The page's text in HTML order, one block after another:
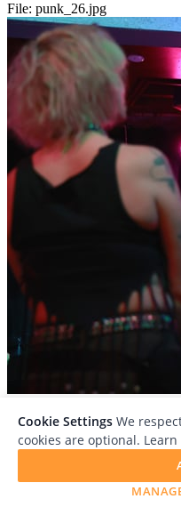
File: punk_26.jpg
Cookie Settings We
cookies are optional.